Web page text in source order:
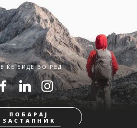
ЌЕ БИДЕ ВО РЕД
ПОБАРАЈ
ЗАСТАПНИК